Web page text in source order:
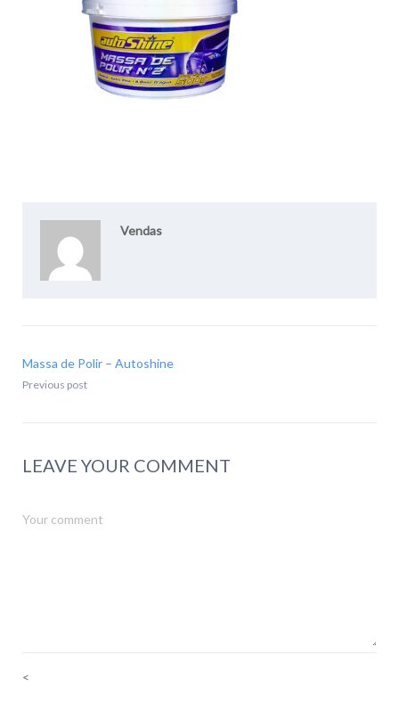
Vendas
Massa de Polir – Autoshine
Previous post
LEAVE YOUR COMMENT
<